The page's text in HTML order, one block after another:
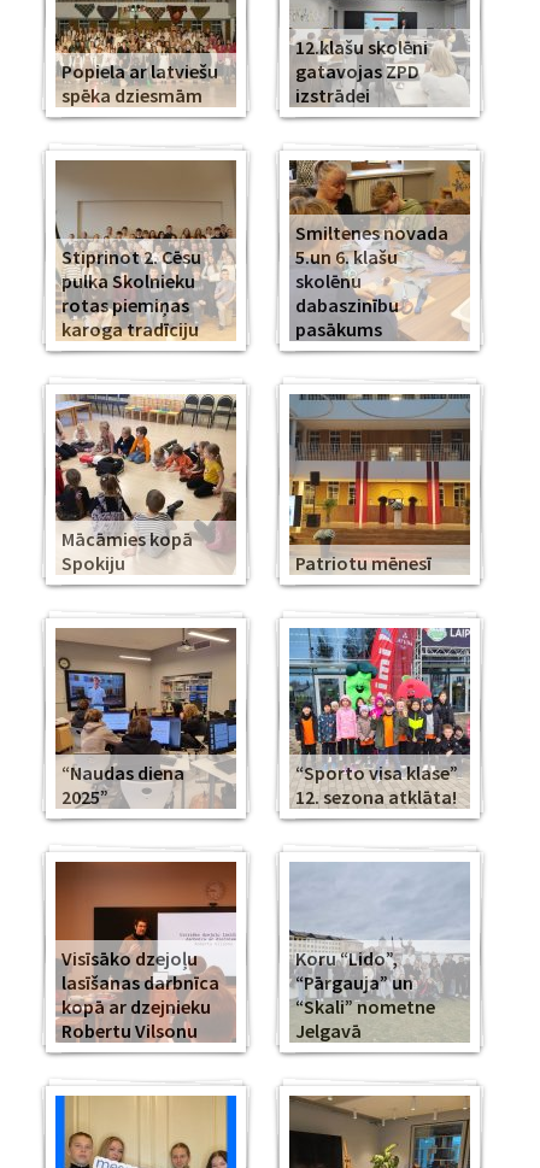
Popiela ar latviešu
spēka dziesmām
12.klašu skolēni
gatavojas ZPD
izstrādei
Stiprinot 2. Cēsu
pulka Skolnieku
rotas piemiņas
karoga tradīciju
Smiltenes novada
5.un 6. klašu
skolēnu
dabaszinību
pasākums
Mācāmies kopā
Spokiju
Patriotu mēnesī
“Naudas diena
2025”
“Sporto visa klase”
12. sezona atklāta!
Visīsāko dzejoļu
lasīšanas darbnīca
kopā ar dzejnieku
Robertu Vilsonu
Koru “Lido”,
“Pārgauja” un
“Skali” nometne
Jelgavā